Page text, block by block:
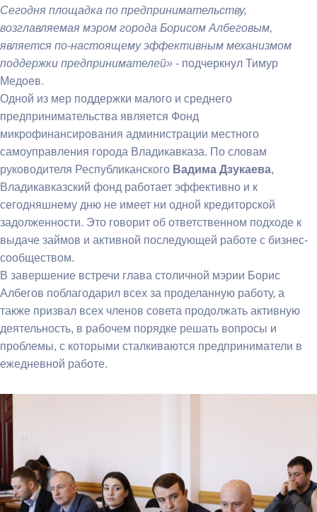
Сегодня площадка по предпринимательству,
возглавляемая мэром города Борисом Албеговым,
является по-настоящему эффективным механизмом
поддержки предпринимателей» - подчеркнул Тимур
Медоев.
Одной из мер поддержки малого и среднего
предпринимательства является Фонд
микрофинансирования администрации местного
самоуправления города Владикавказа. По словам
руководителя Республиканского Вадима Дзукаева,
Владикавказский фонд работает эффективно и к
сегодняшнему дню не имеет ни одной кредиторской
задолженности. Это говорит об ответственном подходе к
выдаче займов и активной последующей работе с бизнес-
сообществом.
В завершение встречи глава столичной мэрии Борис
Албегов поблагодарил всех за проделанную работу, а
также призвал всех членов совета продолжать активную
деятельность, в рабочем порядке решать вопросы и
проблемы, с которыми сталкиваются предприниматели в
ежедневной работе.